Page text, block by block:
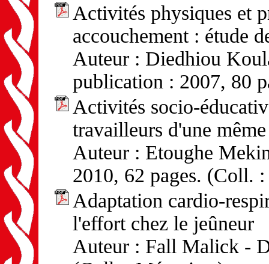
Activités physiques et
accouchement : étude
Auteur : Diedhiou
publication : 2007, 80
Activités socio-
travailleurs d'une
Auteur : Etoughe
2010, 62 pages. (Coll.
Adaptation cardio-
l'effort chez le jeûneur
Auteur : Fall Malick -